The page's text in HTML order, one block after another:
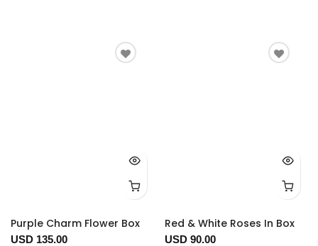
Purple Charm Flower Box
USD 135.00
Red & White Roses In Box
USD 90.00